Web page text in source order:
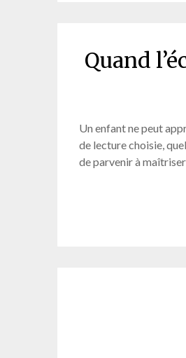
Quand
Un enfant ne peut
de lecture choisie,
de parvenir à